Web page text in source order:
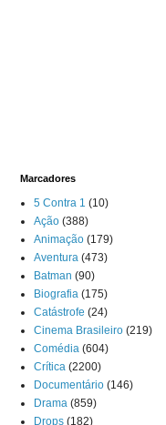
Marcadores
5 Contra 1 (10)
Ação (388)
Animação (179)
Aventura (473)
Batman (90)
Biografia (175)
Catástrofe (24)
Cinema Brasileiro (219)
Comédia (604)
Crítica (2200)
Documentário (146)
Drama (859)
Drops (182)